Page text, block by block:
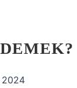
2024